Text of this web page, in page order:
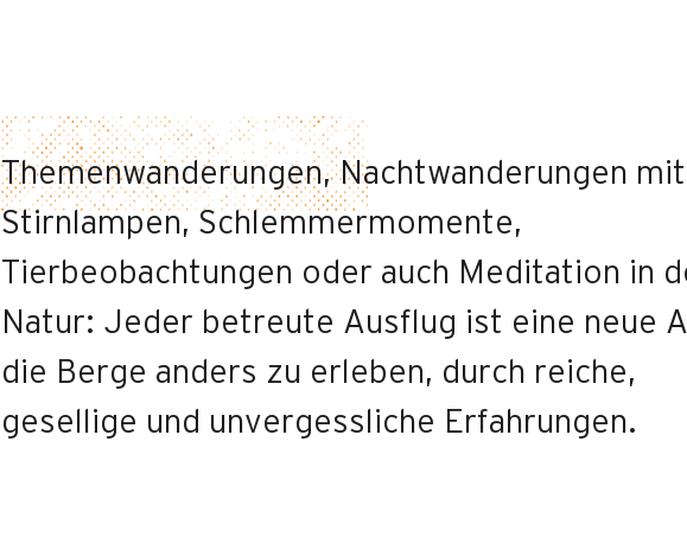
Themenwanderungen, Nachtwanderungen mit
Stirnlampen, Schlemmermomente,
Tierbeobachtungen oder auch Meditation in
Natur: Jeder betreute Ausflug ist eine neue
die Berge anders zu erleben, durch reiche,
gesellige und unvergessliche Erfahrungen.